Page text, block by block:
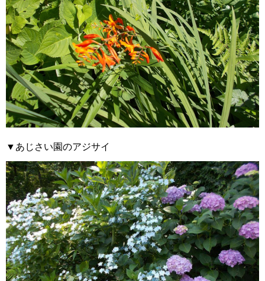
▼あじさい園のアジサイ